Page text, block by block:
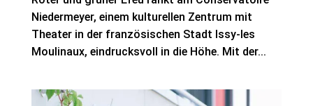
Niedermeyer, einem kulturellen Zentrum mit
Theater in der französischen Stadt Issy-les
Moulinaux, eindrucksvoll in die Höhe. Mit der...